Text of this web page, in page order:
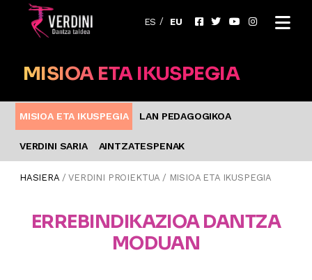
ES EU
MISIOA ETA IKUSPEGIA
MISIOA ETA IKUSPEGIA LAN PEDAGOGIKOA
VERDINI SARIA AINTZATESPENAK
HASIERA/ VERDINI PROIEKTUA / MISIOA ETA IKUSPEGIA
ERREBINDIKAZIOA DANTZA
MODUAN